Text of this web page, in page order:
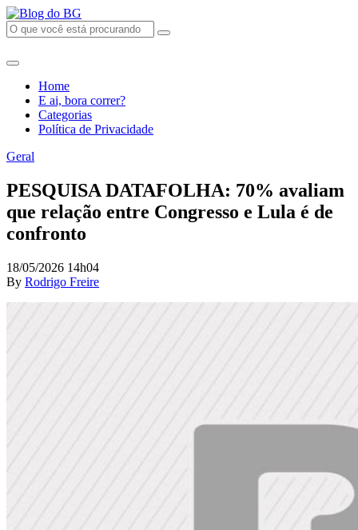
Home
E ai, bora correr?
Categorias
Política de Privacidade
Geral
PESQUISA DATAFOLHA: 70% avaliam
que relação entre Congresso e Lula é de
confronto
18/05/2026 14h04
By Rodrigo Freire